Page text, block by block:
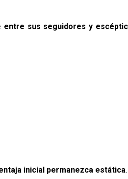
entre sus seguidores y
inicial permanezca estática.